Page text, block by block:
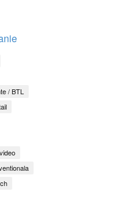
/ BTL